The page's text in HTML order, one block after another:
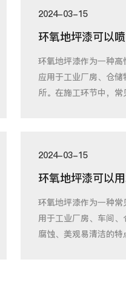
2024-03-15
环氧地坪漆可以
环氧地坪漆作为一种
应用于工业厂房、仓
所。在施工环节中，
2024-03-15
环氧地坪漆可以
环氧地坪漆作为一种
用于工业厂房、车间
腐蚀、美观易清洁的